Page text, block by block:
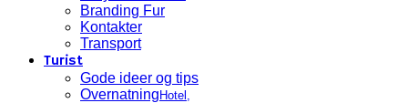
Branding Fur
Kontakter
Transport
Turist
Gode ideer og tips
Overnatning Hotel,